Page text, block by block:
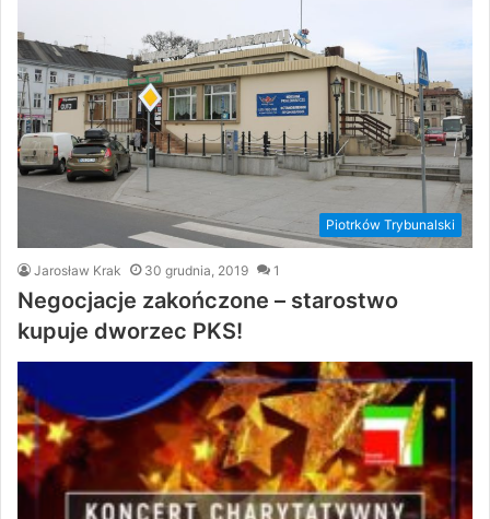
Piotrków Trybunalski
Jarosław Krak 30 grudnia, 2019 1
Negocjacje zakończone – starostwo
kupuje dworzec PKS!